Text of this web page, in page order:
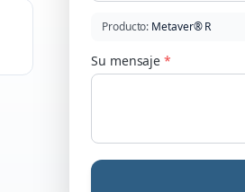
Producto: Metaver® R
Su mensaje *